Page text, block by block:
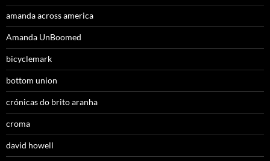
amanda across america
Amanda UnBoomed
bicyclemark
bottom union
crónicas do brito aranha
croma
david howell